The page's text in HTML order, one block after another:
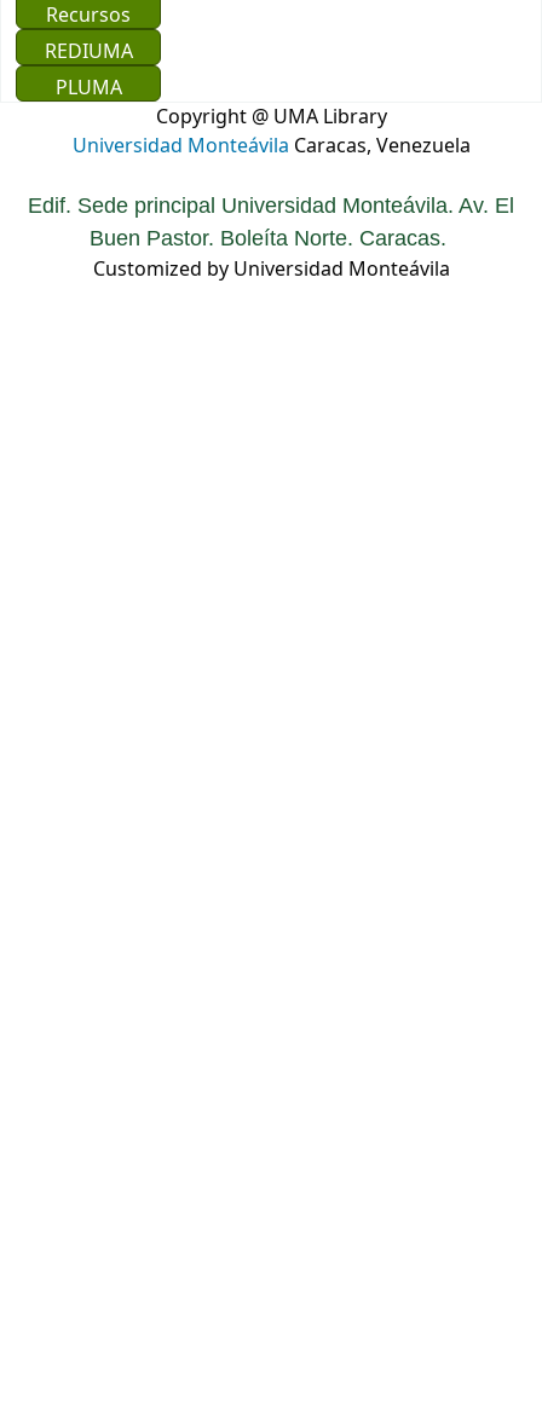
Recursos
REDIUMA
PLUMA
Copyright @ UMA Library
Universidad Monteávila Caracas, Venezuela
Edif. Sede principal Universidad Monteávila. Av. El
Buen Pastor. Boleíta Norte. Caracas.
Customized by Universidad Monteávila